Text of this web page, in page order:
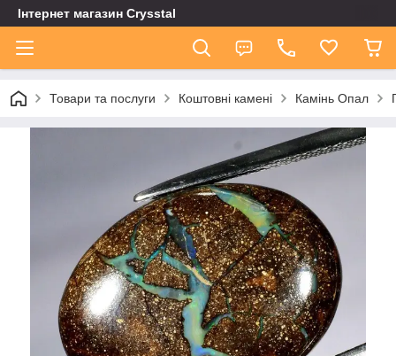
Інтернет магазин Сrysstal
Товари та послуги Коштовні камені Камінь Опал